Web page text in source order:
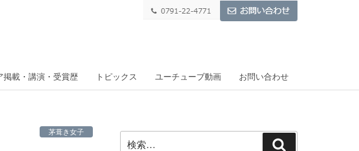
掲載・講演・受賞歴 トピックス ユーチューブ動画 お問い合わせ
茅葺き女子